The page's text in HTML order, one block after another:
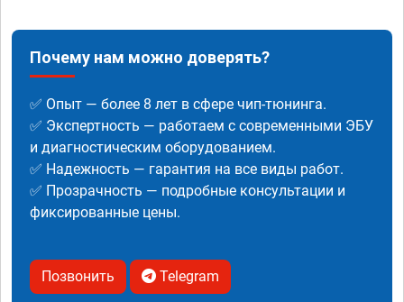
Почему нам можно доверять?
✅ Опыт — более 8 лет в сфере чип-тюнинга.
✅ Экспертность — работаем с современными ЭБУ
и диагностическим оборудованием.
✅ Надежность — гарантия на все виды работ.
✅ Прозрачность — подробные консультации и
фиксированные цены.
Позвонить Telegram